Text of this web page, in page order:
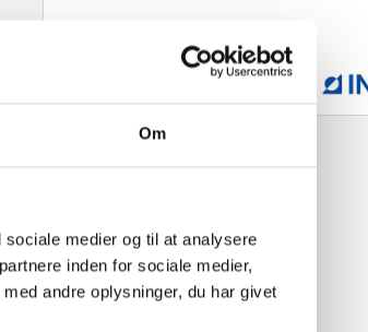
Om
medier og til at analysere
inden for sociale medier,
andre oplysninger, du har givet